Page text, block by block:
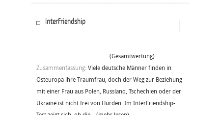
InterFriendship
(Gesamtwertung)
Zusammenfassung: Viele deutsche Männer finden in
Osteuropa ihre Traumfrau, doch der Weg zur Beziehung
mit einer Frau aus Polen, Russland, Tschechien oder der
Ukraine ist nicht frei von Hürden. Im InterFriendship-